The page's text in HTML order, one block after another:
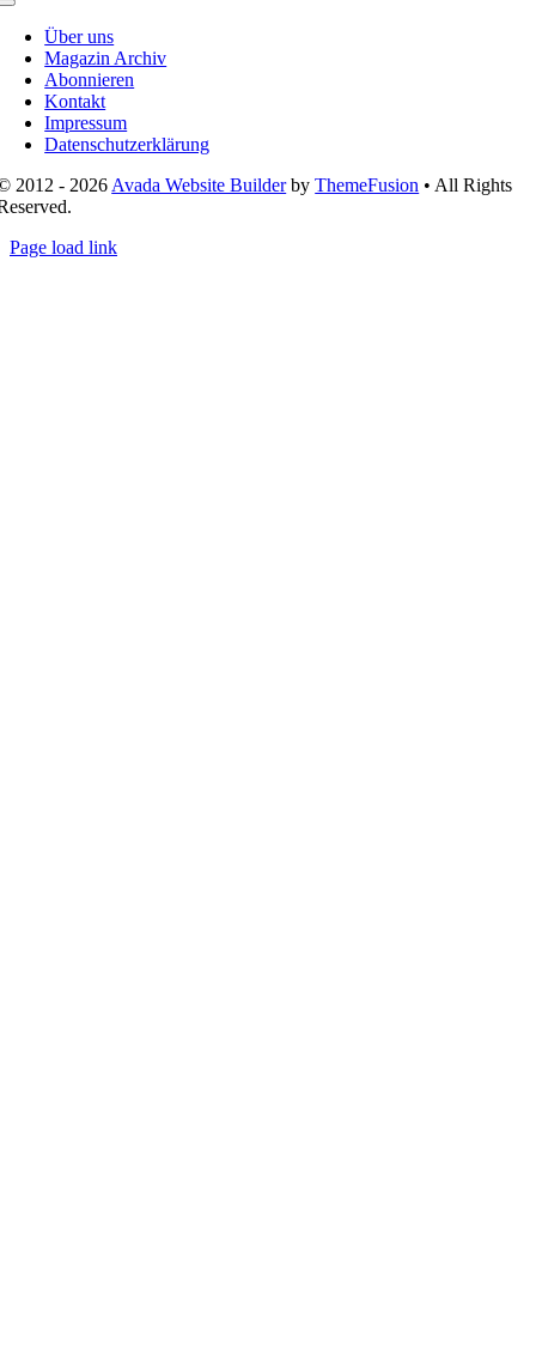
Toggle
NavigationÜber uns
Magazin Archiv
Abonnieren
Kontakt
Impressum
Datenschutzerklärung
2012 - 2026 Avada Website BuilderbyThemeFusion • All Rights
Page load link